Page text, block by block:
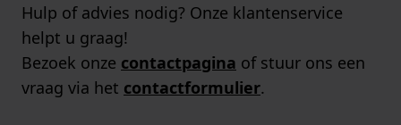
Hulp of advies nodig? Onze klantenservice
helpt u graag!
Bezoek onze contactpagina of stuur ons een
vraag via het contactformulier.